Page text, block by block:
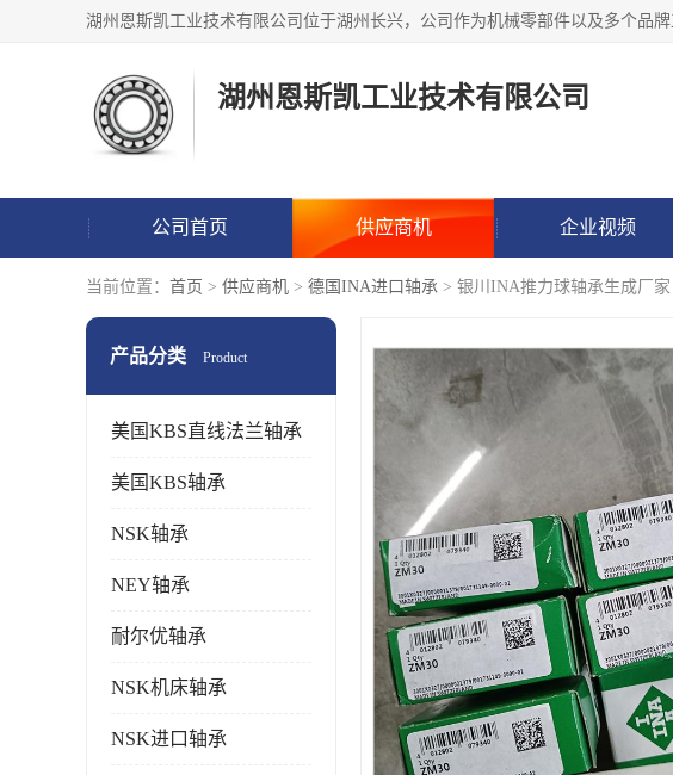
湖州恩斯凯工业技术有限公司
公司首页 供应商机 企业视频
当前位置： 首页 > 供应商机 > 德国INA进口轴承 > 银川INA推力球轴承生成厂家
产品分类 Product
美国KBS直线法兰轴承
美国KBS轴承
NSK轴承
NEY轴承
耐尔优轴承
NSK机床轴承
NSK进口轴承